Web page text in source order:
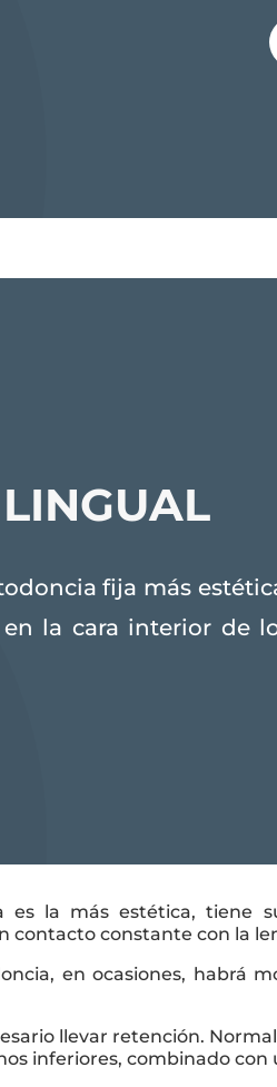
fija más
la cara interior de
la más estética, tiene
contacto constante con la
en ocasiones, habrá
llevar retención.
inferiores, combinado